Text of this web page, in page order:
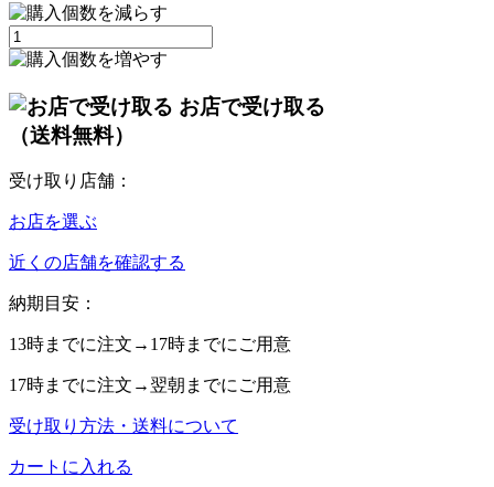
お店で受け取る
（送料無料）
受け取り店舗：
お店を選ぶ
近くの店舗を確認する
納期目安：
13時までに注文→ 17時までにご用意
17時までに注文→ 翌朝 までにご用意
受け取り方法・送料について
カートに入れる